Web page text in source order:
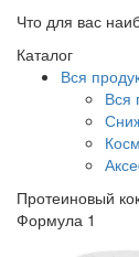
Что для вас
Каталог
Вся
Вся
Протеиновый
Формула 1